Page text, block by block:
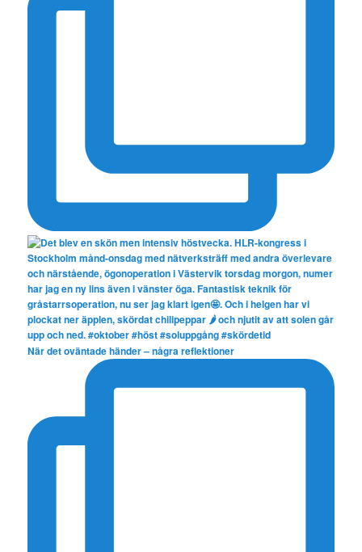
När det oväntade händer – några reflektioner